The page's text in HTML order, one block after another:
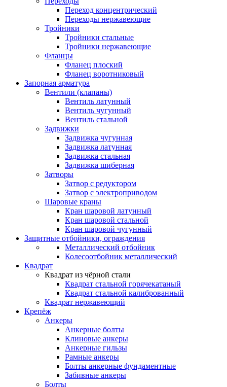
Переход концентрический
Переходы нержавеющие
Тройники
Тройники стальные
Тройники нержавеющие
Фланцы
Фланец плоский
Фланец воротниковый
Запорная арматура
Вентили (клапаны)
Вентиль латунный
Вентиль чугунный
Вентиль стальной
Задвижки
Задвижка чугунная
Задвижка латунная
Задвижка стальная
Задвижка шиберная
Затворы
Затвор с редуктором
Затвор с электроприводом
Шаровые краны
Кран шаровой латунный
Кран шаровой стальной
Кран шаровой чугунный
Защитные отбойники, ограждения
Металлический отбойник
Колесоотбойник металлический
Квадрат
Квадрат из чёрной стали
Квадрат стальной горячекатаный
Квадрат стальной калиброванный
Квадрат нержавеющий
Крепёж
Анкеры
Анкерные болты
Клиновые анкеры
Анкерные гильзы
Рамные анкеры
Болты анкерные фундаментные
Забивные анкеры
Болты